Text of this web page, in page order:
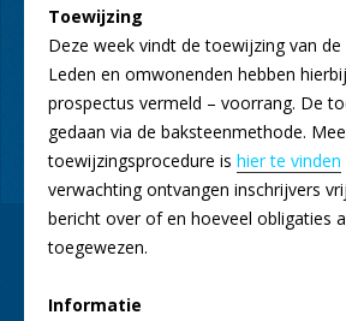
Toewijzing
Deze week vindt de toewijzing van
Leden en omwonenden hebben
prospectus vermeld – voorrang. De
gedaan via de baksteenmethode.
toewijzingsprocedure is hier te vinden
verwachting ontvangen inschrijvers
bericht over of en hoeveel obligaties
toegewezen.
Informatie